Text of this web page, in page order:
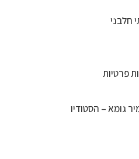
חלבני
פרטיות
גומא – הסטודיו